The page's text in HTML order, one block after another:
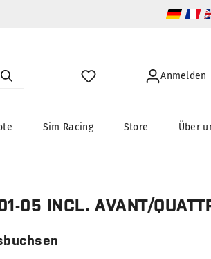
Anmelden
Sim Racing Store Über
05 INCL. AVANT/